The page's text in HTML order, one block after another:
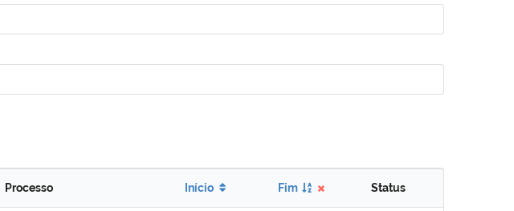
Processo Início Fim Status